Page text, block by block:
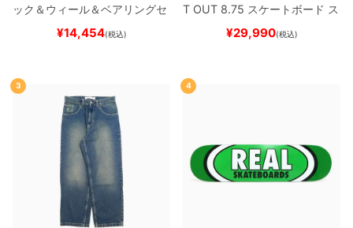
ック＆ウィール＆ベアリングセ
（トリック用）
ード スケボー
¥14,454(税込)
T OUT 8.75 スケートボード ス
¥29,990(税込)
3 4